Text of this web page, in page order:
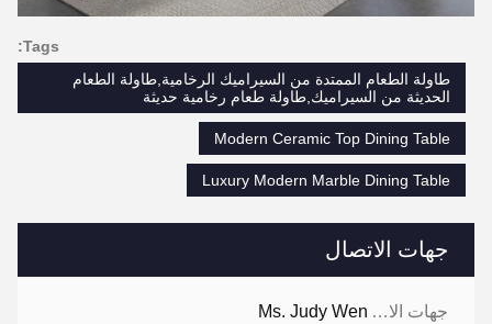
جهات الاتصال
جهات الاتصال: Ms. Judy Wen
Tags:
طاولة الطعام الممتدة من السيراميك الرخامية,طاولة الطعام
الحديثة من السيراميك,طاولة طعام رخامية حديثة
Modern Ceramic Top Dining Table
Luxury Modern Marble Dining Table